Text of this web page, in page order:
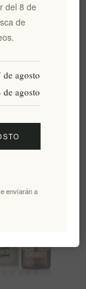
alto contenido
– 500 ml Corfu
de oliva
extraído en frío,
de
saludables
por 1 lt
del 8 de
de
de agosto
de agosto
enviarán a